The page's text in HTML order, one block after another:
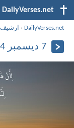
DailyVerses.net
DailyVerses.net
› ارشيف
7 ديسمبر 2024